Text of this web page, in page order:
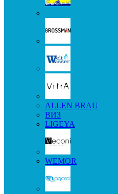
ALLEN BRAU
ВИЗ
LIGEYA
WEMOR